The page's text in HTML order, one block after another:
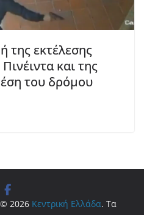
της εκτέλεσης
και της
του δρόμου
2026 Κεντρική Ελλάδα. Τα